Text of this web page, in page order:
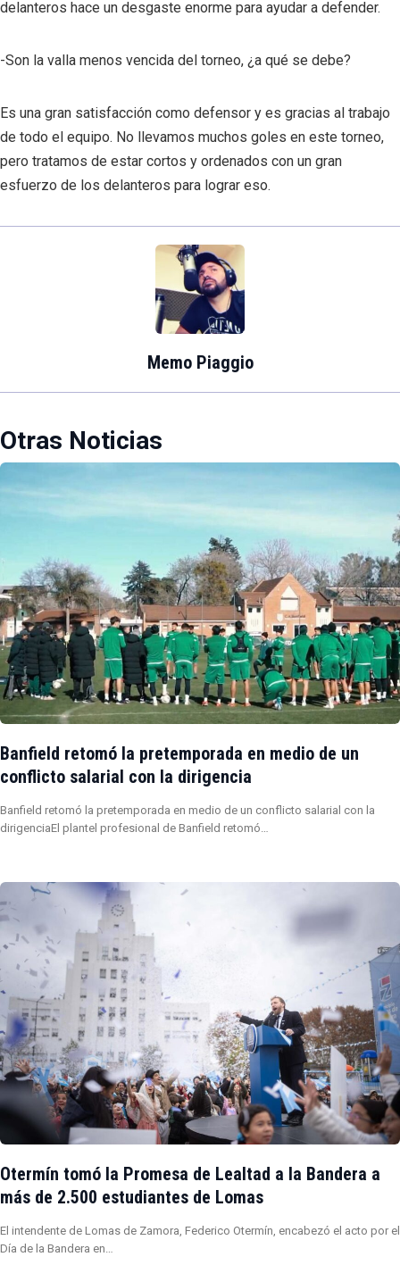
delanteros hace un desgaste enorme para ayudar a defender.
-Son la valla menos vencida del torneo, ¿a qué se debe?
Es una gran satisfacción como defensor y es gracias al trabajo
de todo el equipo. No llevamos muchos goles en este torneo,
pero tratamos de estar cortos y ordenados con un gran
esfuerzo de los delanteros para lograr eso.
Memo Piaggio
Otras Noticias
Banfield retomó la pretemporada en medio de un
conflicto salarial con la dirigencia
Banfield retomó la pretemporada en medio de un conflicto salarial con la
dirigenciaEl plantel profesional de Banfield retomó…
Otermín tomó la Promesa de Lealtad a la Bandera a
más de 2.500 estudiantes de Lomas
El intendente de Lomas de Zamora, Federico Otermín, encabezó el acto por el
Día de la Bandera en…